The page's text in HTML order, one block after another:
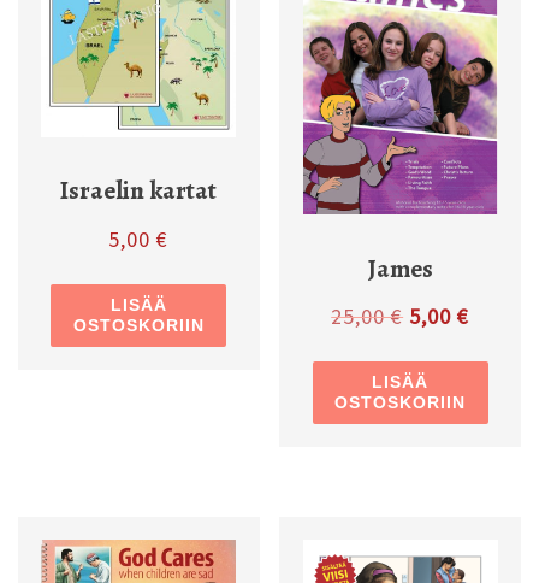
Israelin kartat
5,00€
LISÄÄ
OSTOSKORIIN
James
25,00€ 5,00€
LISÄÄ
OSTOSKORIIN